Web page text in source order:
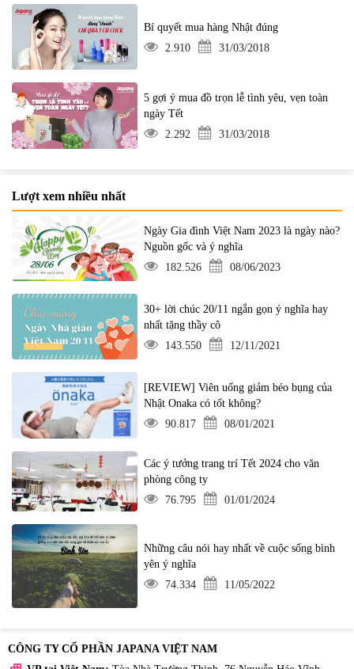
Bí quyết mua hàng Nhật đúng
2.910
31/03/2018
5 gợi ý mua đồ trọn lễ tình yêu, vẹn toàn
ngày Tết
2.292
31/03/2018
Lượt xem nhiều nhất
Ngày Gia đình Việt Nam 2023 là ngày nào?
Nguồn gốc và ý nghĩa
182.526
08/06/2023
30+ lời chúc 20/11 ngắn gọn ý nghĩa hay
nhất tặng thầy cô
143.550
12/11/2021
[REVIEW] Viên uống giảm béo bụng của
Nhật Onaka có tốt không?
90.817
08/01/2021
Các ý tưởng trang trí Tết 2024 cho văn
phòng công ty
76.795
01/01/2024
Những câu nói hay nhất về cuộc sống bình
yên ý nghĩa
74.334
11/05/2022
CÔNG TY CỔ PHẦN JAPANA VIỆT NAM